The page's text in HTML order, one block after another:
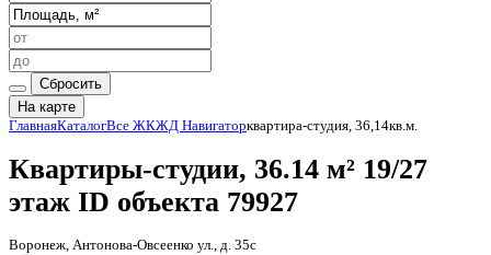
Сбросить
На карте
Главная КаталогВсе ЖК ЖД Навигатор